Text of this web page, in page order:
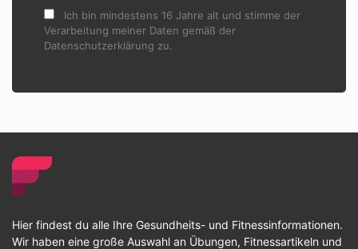
Ich bin mindestens 16 Jahre alt und stimme der
Verarbeitung meiner Daten gemäß der
Datenschutzerklärung zu.
Hier findest du alle Ihre Gesundheits- und Fitnessinformationen.
Wir haben eine große Auswahl an Übungen, Fitnessartikeln und